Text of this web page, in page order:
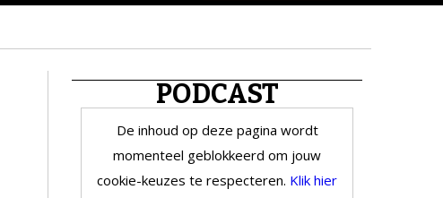
PODCAST
De inhoud op deze pagina wordt
momenteel geblokkeerd om jouw
cookie-keuzes te respecteren. Klik hier